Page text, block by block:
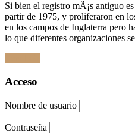
Si bien el registro mÃ¡s antiguo
partir de 1975, y proliferaron en
en los campos de Inglaterra pero
lo que diferentes organizaciones
a
las
entradas
Acceso
Nombre de usuario
Contraseña